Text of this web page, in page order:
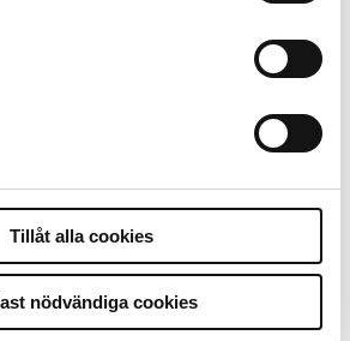
Tillåt alla cookies
nödvändiga cookies
polisen
Med för höga krav på evidens
inte göra något alls